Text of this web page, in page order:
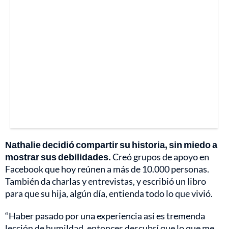
Nathalie decidió compartir su historia, sin miedo a
mostrar sus debilidades.Creó grupos de apoyo en
Facebook que hoy reúnen a más de 10.000 personas.
También da charlas y entrevistas, y escribió un libro
para que su hija, algún día, entienda todo lo que vivió.
“Haber pasado por una experiencia así es tremenda